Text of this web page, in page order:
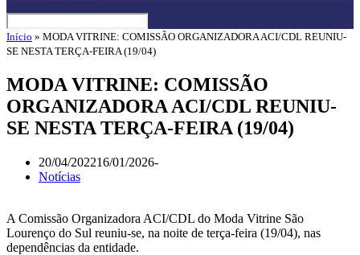
Início » MODA VITRINE: COMISSÃO ORGANIZADORA ACI/CDL REUNIU-
SE NESTA TERÇA-FEIRA (19/04)
MODA VITRINE: COMISSÃO
ORGANIZADORA ACI/CDL REUNIU-
SE NESTA TERÇA-FEIRA (19/04)
20/04/202216/01/2026
Notícias
A Comissão Organizadora ACI/CDL do Moda Vitrine São
Lourenço do Sul reuniu-se, na noite de terça-feira (19/04), nas
dependências da entidade.